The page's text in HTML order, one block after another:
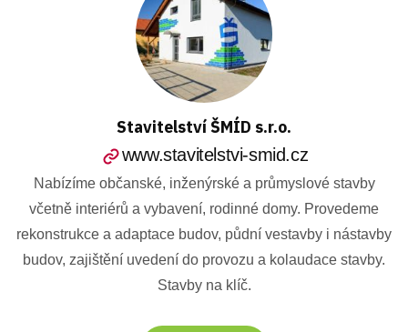
Stavitelství ŠMÍD s.r.o.
www.stavitelstvi-smid.cz
Nabízíme občanské, inženýrské a průmyslové stavby
včetně interiérů a vybavení, rodinné domy. Provedeme
rekonstrukce a adaptace budov, půdní vestavby i nástavby
budov, zajištění uvedení do provozu a kolaudace stavby.
Stavby na klíč.